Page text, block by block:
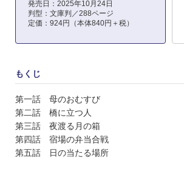
発売日：2025年10月24日
判型：文庫判／288ページ
定価：924円（本体840円＋税）
もくじ
第一話 母のおむすび
第二話 橋に立つ人
第三話 夜渡る月の箱
第四話 宿場の弁当合戦
第五話 日の当たる場所